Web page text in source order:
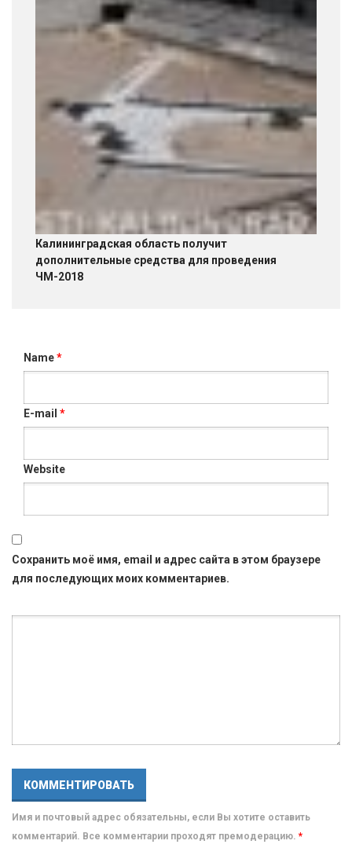
Калининградская область получит
дополнительные средства для проведения
ЧМ-2018
Name*
E-mail *
Website
Сохранить моё имя, email и адрес сайта в этом браузере
для последующих моих комментариев.
Имя и почтовый адрес обязательны, если Вы хотите оставить
комментарий. Все комментарии проходят премодерацию. *